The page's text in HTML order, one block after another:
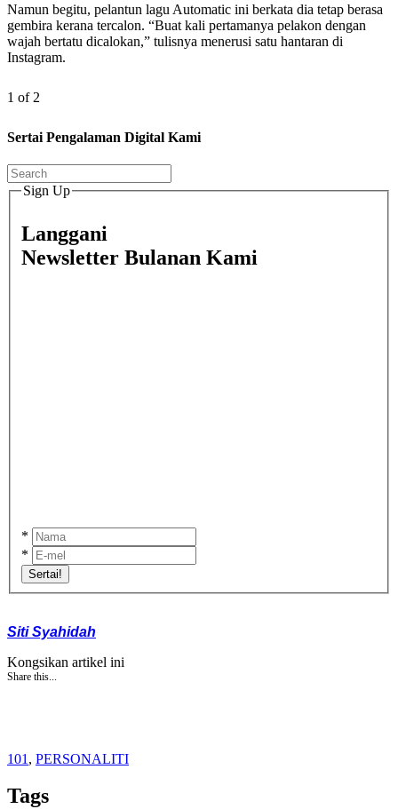
Namun begitu, pelantun lagu Automatic ini berkata dia tetap berasa
gembira kerana tercalon. “Buat kali pertamanya pelakon dengan
wajah bertatu dicalokan,” tulisnya menerusi satu hantaran di
Instagram.
1 of 2
Sertai Pengalaman Digital Kami
Sign Up
Langgani
Newsletter Bulanan Kami
*
*
Sertai!
Siti Syahidah
Kongsikan artikel ini
Share this...
101 , PERSONALITI
Tags